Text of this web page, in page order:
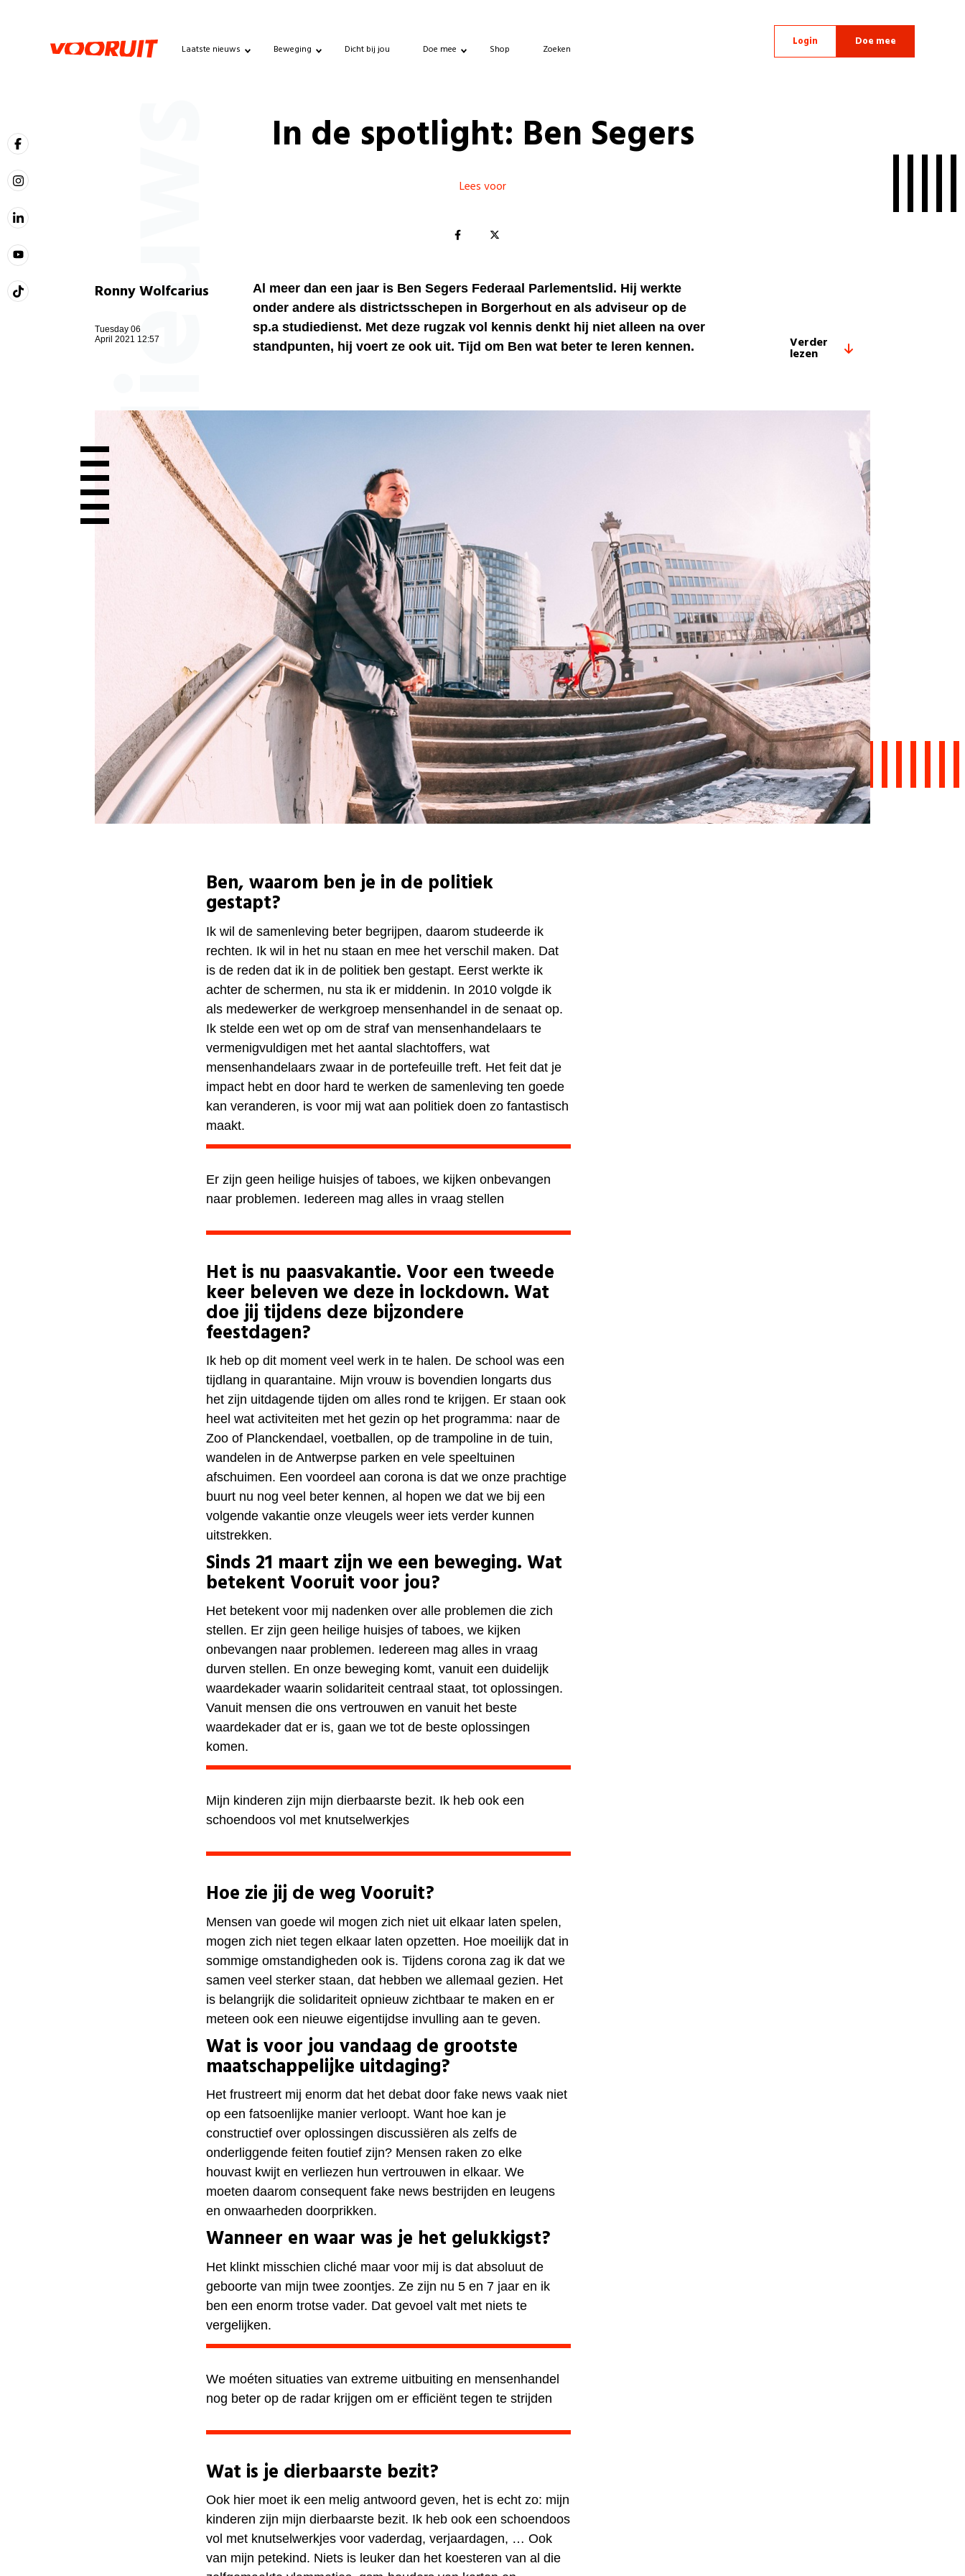
Laatste nieuws Beweging Dicht bij jou Doe mee Shop Zoeken
Login Doe mee
Nieuws In de spotlight: Ben Segers
Lees voor
Ronny Wolfcarius
Tuesday 06
April 2021 12:57
Al meer dan een jaar is Ben Segers Federaal Parlementslid. Hij werkte
onder andere als districtsschepen in Borgerhout en als adviseur op de
sp.a studiedienst. Met deze rugzak vol kennis denkt hij niet alleen na over
standpunten, hij voert ze ook uit. Tijd om Ben wat beter te leren kennen.
Verder
lezen
Ben, waarom ben je in de politiek
gestapt?
Ik wil de samenleving beter begrijpen, daarom studeerde ik
rechten. Ik wil in het nu staan en mee het verschil maken. Dat
is de reden dat ik in de politiek ben gestapt. Eerst werkte ik
achter de schermen, nu sta ik er middenin. In 2010 volgde ik
als medewerker de werkgroep mensenhandel in de senaat op.
Ik stelde een wet op om de straf van mensenhandelaars te
vermenigvuldigen met het aantal slachtoffers, wat
mensenhandelaars zwaar in de portefeuille treft. Het feit dat je
impact hebt en door hard te werken de samenleving ten goede
kan veranderen, is voor mij wat aan politiek doen zo fantastisch
maakt.
Er zijn geen heilige huisjes of taboes, we kijken onbevangen
naar problemen. Iedereen mag alles in vraag stellen
Het is nu paasvakantie. Voor een tweede
keer beleven we deze in lockdown. Wat
doe jij tijdens deze bijzondere
feestdagen?
Ik heb op dit moment veel werk in te halen. De school was een
tijdlang in quarantaine. Mijn vrouw is bovendien longarts dus
het zijn uitdagende tijden om alles rond te krijgen. Er staan ook
heel wat activiteiten met het gezin op het programma: naar de
Zoo of Planckendael, voetballen, op de trampoline in de tuin,
wandelen in de Antwerpse parken en vele speeltuinen
afschuimen. Een voordeel aan corona is dat we onze prachtige
buurt nu nog veel beter kennen, al hopen we dat we bij een
volgende vakantie onze vleugels weer iets verder kunnen
uitstrekken.
Sinds 21 maart zijn we een beweging. Wat
betekent Vooruit voor jou?
Het betekent voor mij nadenken over alle problemen die zich
stellen. Er zijn geen heilige huisjes of taboes, we kijken
onbevangen naar problemen. Iedereen mag alles in vraag
durven stellen. En onze beweging komt, vanuit een duidelijk
waardekader waarin solidariteit centraal staat, tot oplossingen.
Vanuit mensen die ons vertrouwen en vanuit het beste
waardekader dat er is, gaan we tot de beste oplossingen
komen.
Mijn kinderen zijn mijn dierbaarste bezit. Ik heb ook een
schoendoos vol met knutselwerkjes
Hoe zie jij de weg Vooruit?
Mensen van goede wil mogen zich niet uit elkaar laten spelen,
mogen zich niet tegen elkaar laten opzetten. Hoe moeilijk dat in
sommige omstandigheden ook is. Tijdens corona zag ik dat we
samen veel sterker staan, dat hebben we allemaal gezien. Het
is belangrijk die solidariteit opnieuw zichtbaar te maken en er
meteen ook een nieuwe eigentijdse invulling aan te geven.
Wat is voor jou vandaag de grootste
maatschappelijke uitdaging?
Het frustreert mij enorm dat het debat door fake news vaak niet
op een fatsoenlijke manier verloopt. Want hoe kan je
constructief over oplossingen discussiëren als zelfs de
onderliggende feiten foutief zijn? Mensen raken zo elke
houvast kwijt en verliezen hun vertrouwen in elkaar. We
moeten daarom consequent fake news bestrijden en leugens
en onwaarheden doorprikken.
Wanneer en waar was je het gelukkigst?
Het klinkt misschien cliché maar voor mij is dat absoluut de
geboorte van mijn twee zoontjes. Ze zijn nu 5 en 7 jaar en ik
ben een enorm trotse vader. Dat gevoel valt met niets te
vergelijken.
We moéten situaties van extreme uitbuiting en mensenhandel
nog beter op de radar krijgen om er efficiënt tegen te strijden
Wat is je dierbaarste bezit?
Ook hier moet ik een melig antwoord geven, het is echt zo: mijn
kinderen zijn mijn dierbaarste bezit. Ik heb ook een schoendoos
vol met knutselwerkjes voor vaderdag, verjaardagen, … Ook
van mijn petekind. Niets is leuker dan het koesteren van al die